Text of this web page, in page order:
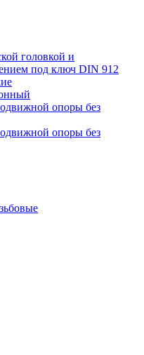
головкой и
под ключ DIN 912
опоры без
опоры без